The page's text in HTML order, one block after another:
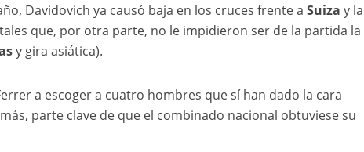
Davidovich ya causó baja en los cruces frente a Suiza y la
que, por otra parte, no le impidieron ser de la partida la
y gira asiática).
a escoger a cuatro hombres que sí han dado la cara
parte clave de que el combinado nacional obtuviese su